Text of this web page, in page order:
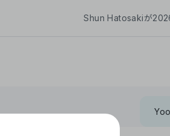
Shun Hatosakiが